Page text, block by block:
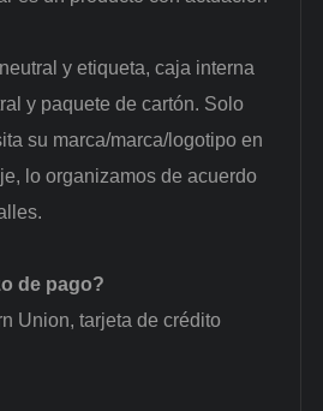
y etiqueta, caja interna
y paquete de cartón. Solo
su marca/marca/logotipo en
lo organizamos de acuerdo
de pago?
Union, tarjeta de crédito